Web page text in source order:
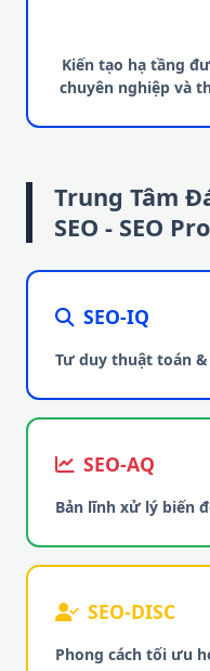
Kiến tạo hạ tầng
chuyên nghiệp và
Trung Tâm
SEO - SEO
SEO-IQ
Tư duy thuật toán
SEO-AQ
Bản lĩnh xử lý biến
SEO-DISC
Phong cách tối ưu